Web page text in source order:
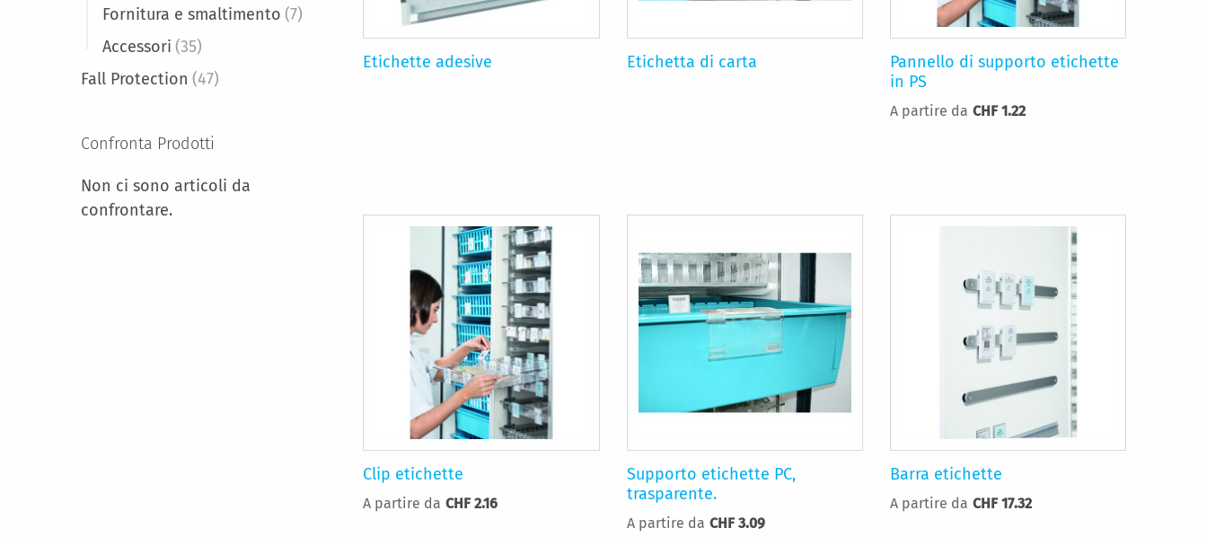
Etichette adesive Etichetta di carta
Pannello di supporto etichette
in PS
A partire da CHF 1.22
Clip etichette
A partire da CHF 2.16
Supporto etichette PC,
trasparente.
A partire da CHF 3.09
Barra etichette
A partire da CHF 17.32
Fornitura e smaltimento (7)
Accessori (35)
Fall Protection (47)
Confronta Prodotti
Non ci sono articoli da
confrontare.